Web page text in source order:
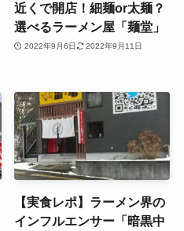
近くで開店！細麺or太麺？
選べるラーメン屋「麺堂」
2022年9月6日 2022年9月11日
【実食レポ】ラーメン界の
インフルエンサー「暗黒中